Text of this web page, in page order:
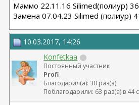
Маммо 22.11.16 Silimed(полиур)
Замена 07.04.23 Silimed (полиур)
10.03.2017, 14:26
Konfetkaa
Постоянный участник
Profi
Благодарил(а): 30 раз(а)
Поблагодарили: 63 раз(а) в